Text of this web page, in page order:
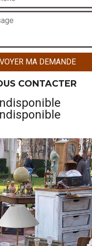
CONTACTER